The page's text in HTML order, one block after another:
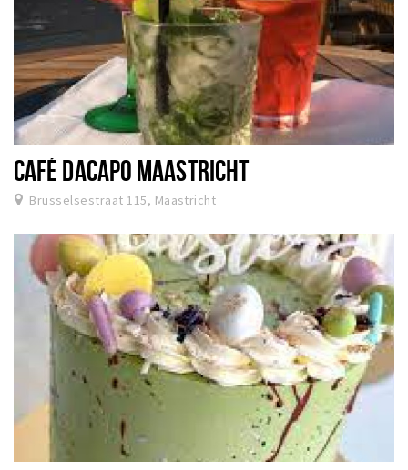
CAFÉ DACAPO MAASTRICHT
Brusselsestraat 115, Maastricht